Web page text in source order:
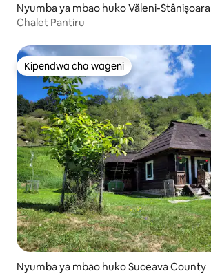
Nyumba ya mbao huko Văleni-Stânișoara
Chalet Pantiru
Kipendwa cha wageni
Kipendwa cha wageni
Nyumba ya mbao huko Suceava County